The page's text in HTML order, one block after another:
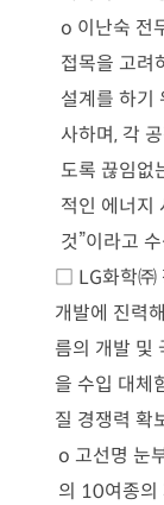
o 이난숙 전
접목을 고려
설계를 하기
사하며, 각
도록 끊임없
적인 에너지
것”이라고
□ LG화학㈜
개발에 진력
름의 개발 및
을 수입 대체
질 경쟁력 확
o고선명 눈
의 10여종의